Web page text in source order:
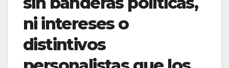
ni intereses o
distintivos